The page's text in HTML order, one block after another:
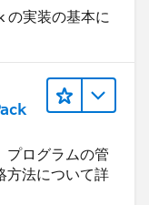
の実装の基本に
プログラムの管
方法について詳